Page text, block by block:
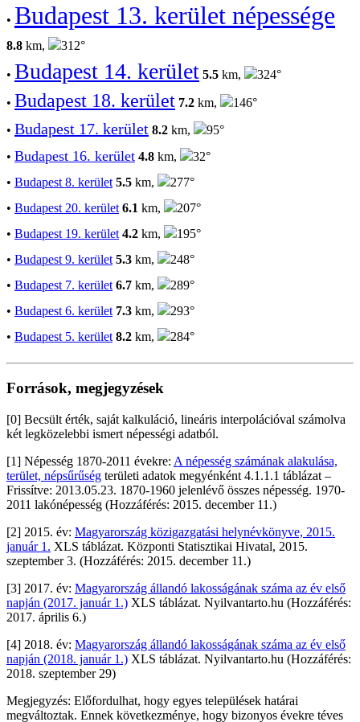
• Budapest 13. kerület népessége
8.8 km, 312°
• Budapest 14. kerület 5.5 km, 324°
• Budapest 18. kerület 7.2 km,
146°
• Budapest 17. kerület 8.2 km,
95°
• Budapest 16. kerület 4.8 km,
32°
• Budapest 8. kerület 5.5 km,
277°
• Budapest 20. kerület 6.1 km,
207°
• Budapest 19. kerület 4.2 km,
195°
• Budapest 9. kerület 5.3 km,
248°
• Budapest 7. kerület 6.7 km,
289°
• Budapest 6. kerület 7.3 km,
293°
• Budapest 5. kerület 8.2 km, 284°
Források, megjegyzések
[0] Becsült érték, saját kalkuláció, lineáris interpolációval számolva
két legközelebbi ismert népességi adatból.
[1] Népesség 1870-2011 évekre: A népesség számának alakulása,
terület, népsűrűség területi adatok megyénként 4.1.1.1 táblázat –
Frissítve: 2013.05.23. 1870-1960 jelenlévő összes népesség. 1970-
2011 lakónépesség (Hozzáférés: 2015. december 11.)
[2] 2015. év: Magyarország közigazgatási helynévkönyve, 2015.
január 1. XLS táblázat. Központi Statisztikai Hivatal, 2015.
szeptember 3. (Hozzáférés: 2015. december 11.)
[3] 2017. év: Magyarország állandó lakosságának száma az év első
napján (2017. január 1.) XLS táblázat. Nyilvantarto.hu (Hozzáférés:
2017. április 6.)
[4] 2018. év: Magyarország állandó lakosságának száma az év első
napján (2018. január 1.) XLS táblázat. Nyilvantarto.hu (Hozzáférés:
2018. szeptember 29)
Megjegyzés: Előfordulhat, hogy egyes települések határai
megváltoztak. Ennek következménye, hogy bizonyos évekre téves